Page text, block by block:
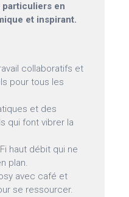
particuliers en
et inspirant.
collaboratifs et
pour tous les
et des
qui font vibrer la
haut débit qui ne
plan.
avec café et
se ressourcer.